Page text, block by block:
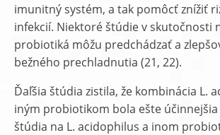
imunitný systém, a tak pomôcť znížiť
infekcií. Niektoré štúdie v skutočnosti
probiotiká môžu predchádzať a
bežného prechladnutia (21, 22).
Ďaľšia štúdia zistila, že kombinácia L.
iným probiotikom bola ešte účinnejšia
štúdia na L. acidophilus a inom